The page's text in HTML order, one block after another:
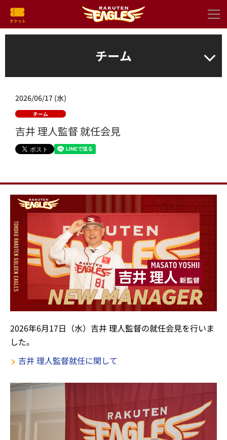
チーム
2026/06/17 (水)
チーム
吉井 理人監督 就任会見
2026年6月17日（水）吉井 理人監督の就任会見を行いま
した。
吉井 理人監督就任に関して